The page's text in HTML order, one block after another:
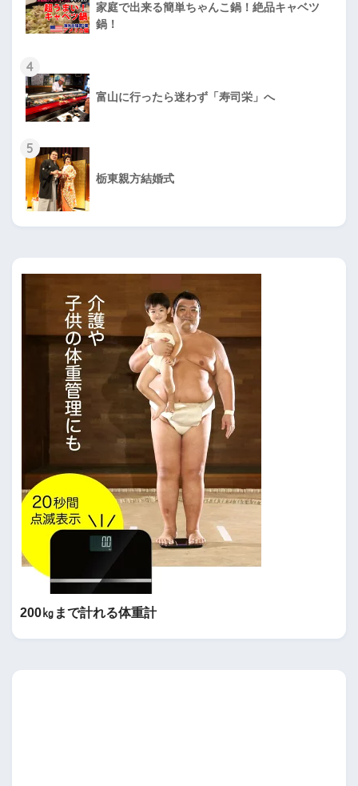
家庭で出来る簡単ちゃんこ鍋！絶品キャベツ
鍋！
4
富山に行ったら迷わず「寿司栄」へ
5
栃東親方結婚式
200㎏まで計れる体重計